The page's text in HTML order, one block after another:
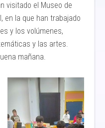
visitado el Museo de
en la que han trabajado
y los volúmenes,
y las artes.
mañana.